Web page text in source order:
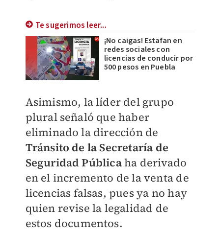
Te sugerimos leer...
¡No caigas! Estafan en
redes sociales con
licencias de conducir por
500 pesos en Puebla
Asimismo, la líder del grupo
plural señaló que haber
eliminado la dirección de
Tránsito de la Secretaría de
Seguridad Públicaha derivado
en el incremento de la venta de
licencias falsas, pues ya no hay
quien revise la legalidad de
estos documentos.